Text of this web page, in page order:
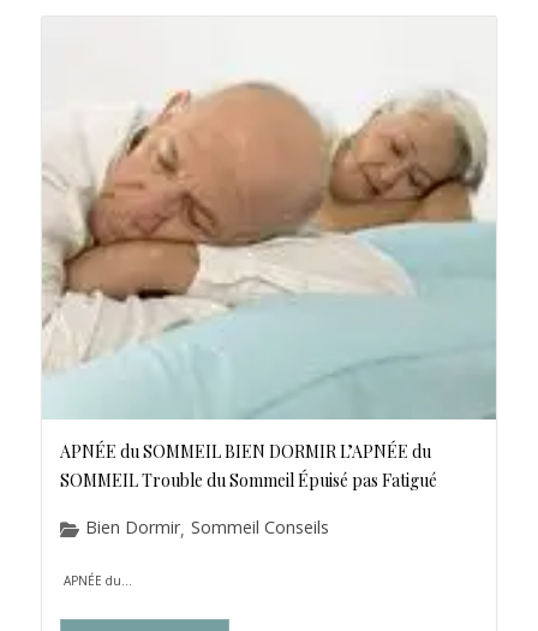
APNÉE du SOMMEIL BIEN DORMIR L’APNÉE du
SOMMEIL Trouble du Sommeil Épuisé pas Fatigué
Bien Dormir, Sommeil Conseils
APNÉE du...